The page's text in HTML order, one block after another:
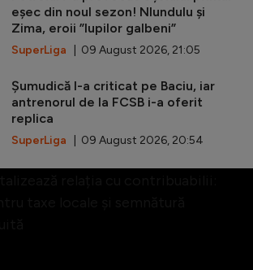
eșec din noul sezon! Nlundulu și
Zima, eroii ”lupilor galbeni”
SuperLiga | 09 August 2026, 21:05
Șumudică l-a criticat pe Baciu, iar
antrenorul de la FCSB i-a oferit
replica
SuperLiga | 09 August 2026, 20:54